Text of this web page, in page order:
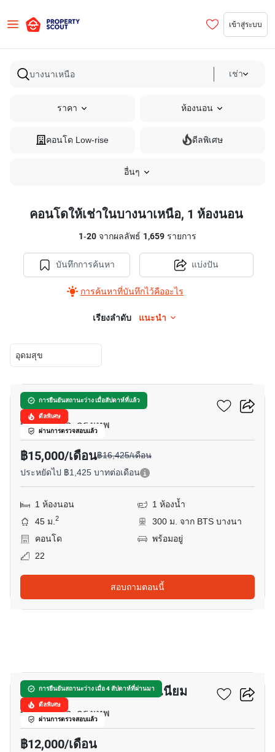
เข้าสู่ระบบ
เช่า
ราคา ห้องนอน
คอนโด Low-rise ดีลพิเศษ
อื่นๆ
คอนโดให้เช่าในบางนาเหนือ, 1 ห้องนอน
1-20 จากผลลัพธ์ 1,659 รายการ
บันทึกการค้นหา
การค้นหาที่บันทึกไว้คืออะไร
แบ่งปัน
เรียงลำดับ แนะนำ
อุดมสุข
การยืนยันสถานะว่าง เมื่อสัปดาห์ที่แล้ว
ดีลพิเศษ
ผ่านการตรวจสอบแล้ว
เดอะ โคสต์ แบงค็อก
บางนาเหนือ, กรุงเทพ
฿15,000/เดือน฿16,425/เดือน
ประหยัดไป ฿1,425 บาทต่อเดือน
1 ห้องนอน
1 ห้องน้ำ
45 ม.2
300 ม. จาก BTS บางนา
คอนโด
พร้อมอยู่
22
สอบถามตอนนี้
การยืนยันสถานะว่าง เมื่อ 4 สัปดาห์ที่ผ่านมา
ดีลพิเศษ
ผ่านการตรวจสอบแล้ว
อุดมสุข ทาวเวอร์ คอนโดมิเนียม
บางนาเหนือ, กรุงเทพ
฿12,000/เดือน